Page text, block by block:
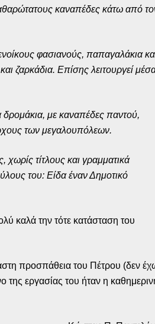
καναπέδες κάτω από
φασιανούς, παπαγαλάκια
ζαρκάδια. Επίσης λειτουργεί
δρομάκια, με καναπέδες παντού,
των μεγαλουπόλεων.
τίτλους και γραμματικά
του: Είδα έναν Δημοτικό
καλά την τότε κατάσταση του
προσπάθεια του Πέτρου (δεν
της εργασίας του ήταν η